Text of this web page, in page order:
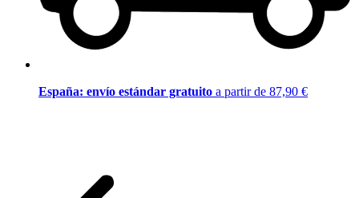
España: envío estándar gratuito a partir de 87,90 €